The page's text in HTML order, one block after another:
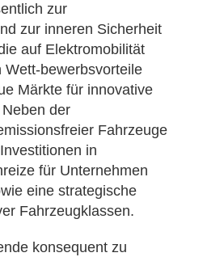
zur
zur inneren Sicherheit
auf Elektromobilität
bewerbsvorteile
Märkte für innovative
der
Fahrzeuge
in
für Unternehmen
eine strategische
Fahrzeugklassen.
konsequent zu